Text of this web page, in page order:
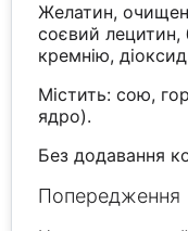
Желатин,
соєвий лецитин,
кремнію,
Містить: сою,
ядро).
Без додавання
Попередження